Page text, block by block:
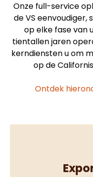
Onze full-service
de VS
op elke fase van
tientallen jaren
kerndiensten u om
op de
Ontdek